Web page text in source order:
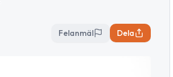
Felanmäl Dela